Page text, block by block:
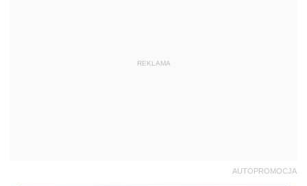
REKLAMA
AUTOPROMOCJA